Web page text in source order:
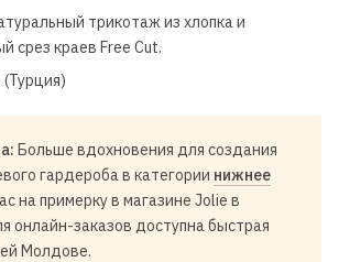
трикотаж из хлопка и
срез краев Free Cut.
(Турция)
Больше вдохновения для создания
гардероба в категории нижнее
на примерку в магазине Jolie в
онлайн-заказов доступна быстрая
Молдове.